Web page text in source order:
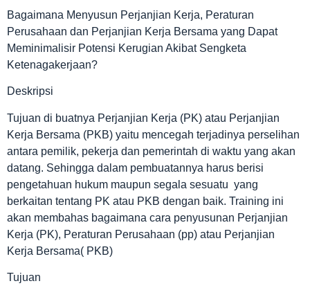
Bagaimana Menyusun Perjanjian Kerja, Peraturan
Perusahaan dan Perjanjian Kerja Bersama yang Dapat
Meminimalisir Potensi Kerugian Akibat Sengketa
Ketenagakerjaan?
Deskripsi
Tujuan di buatnya Perjanjian Kerja (PK) atau Perjanjian
Kerja Bersama (PKB) yaitu mencegah terjadinya perselihan
antara pemilik, pekerja dan pemerintah di waktu yang akan
datang. Sehingga dalam pembuatannya harus berisi
pengetahuan hukum maupun segala sesuatu yang
berkaitan tentang PK atau PKB dengan baik. Training ini
akan membahas bagaimana cara penyusunan Perjanjian
Kerja (PK), Peraturan Perusahaan (pp) atau Perjanjian
Kerja Bersama( PKB)
Tujuan